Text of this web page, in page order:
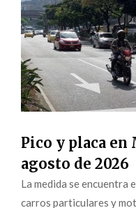
Pico y placa
agosto de 2026
La medida se encuentra
carros particulares y